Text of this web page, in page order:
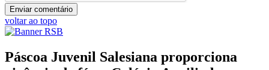
voltar ao topo
Páscoa Juvenil Salesiana proporciona